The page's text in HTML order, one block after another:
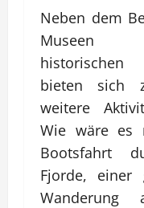
Neben dem
bieten sich
weitere
Wie wäre es
Bootsfahrt
Fjorde, einer
Wanderung